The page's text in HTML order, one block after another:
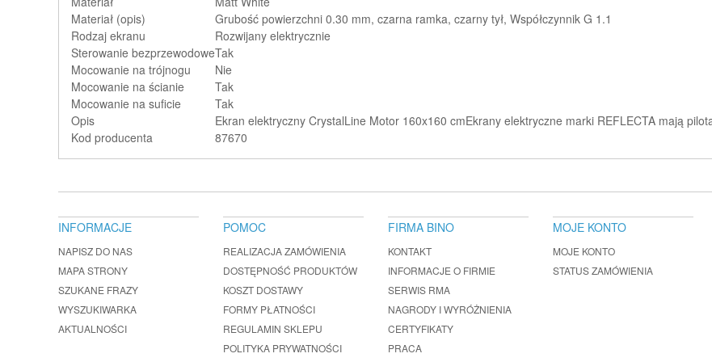
Materiał (opis)
Grubość powierzchni 0.30 mm, czarna ramka, czarny tył, Współczynnik G 1.1
Rodzaj ekranu
Rozwijany elektrycznie
Sterowanie bezprzewodoweTak
Mocowanie na trójnogu
Nie
Mocowanie na ścianie
Tak
Mocowanie na suficie
Tak
Opis
Ekran elektryczny CrystalLine Motor 160x160 cmEkrany elektryczne marki REFLECTA mają
Kod producenta
87670
INFORMACJE
NAPISZ DO NAS
MAPA STRONY
SZUKANE FRAZY
WYSZUKIWARKA
AKTUALNOŚCI
POMOC
REALIZACJA ZAMÓWIENIA
DOSTĘPNOŚĆ PRODUKTÓW
KOSZT DOSTAWY
FORMY PŁATNOŚCI
REGULAMIN SKLEPU
POLITYKA PRYWATNOŚCI
FIRMA BINO
KONTAKT
INFORMACJE O FIRMIE
SERWIS RMA
NAGRODY I WYRÓŻNIENIA
CERTYFIKATY
PRACA
MOJE KONTO
MOJE KONTO
STATUS ZAMÓWIENIA